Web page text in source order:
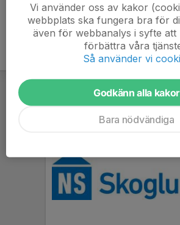
Vi använder oss av kakor
webbplats ska fungera bra för
även för webbanalys i syfte att
förbättra våra
Så använder vi
Godkänn alla kakor
Bara nödvändiga